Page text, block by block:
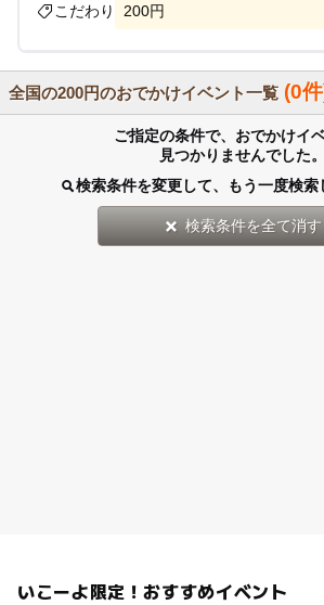
こだわり 200円
全国の200円のおでかけイベント一覧 (0
ご指定の条件で、おでかけイ
見つかりませんでした。
検索条件を変更して、もう一度検索
検索条件を全て消す
いこーよ限定！おすすめイベント